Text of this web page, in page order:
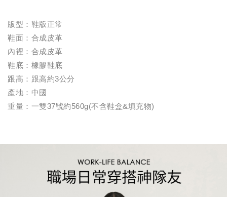
版型：鞋版正常
鞋面：合成皮革
內裡：合成皮革
鞋底：橡膠鞋底
跟高：跟高約3公分
產地：中國
重量：一雙37號約560g(不含鞋盒&填充物)